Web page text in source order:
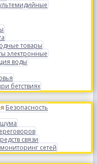
товары
электронные
воды
бетствиях
Безопасность
связи
сетей